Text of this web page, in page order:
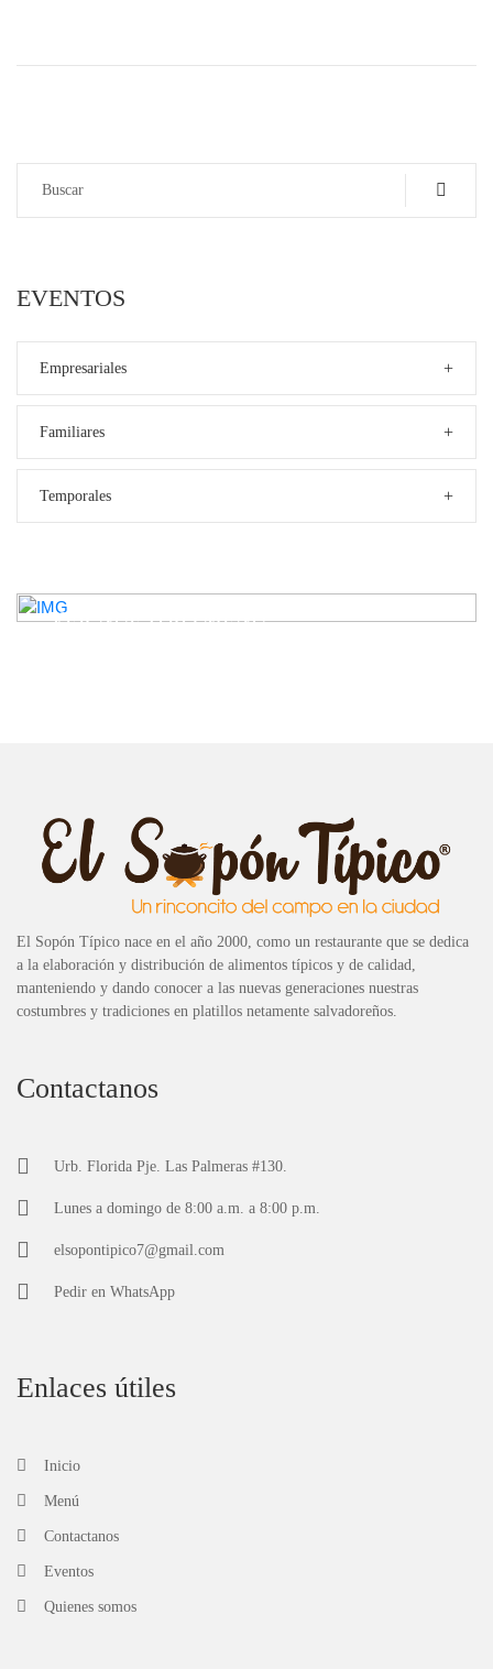
EVENTOS
Empresariales +
Familiares +
Temporales +
VER NUESTRO MENÚ
El Sopón Típico nace en el año 2000, como un restaurante que se dedica
a la elaboración y distribución de alimentos típicos y de calidad,
manteniendo y dando conocer a las nuevas generaciones nuestras
costumbres y tradiciones en platillos netamente salvadoreños.
Contactanos
Urb. Florida Pje. Las Palmeras #130.
Lunes a domingo de 8:00 a.m. a 8:00 p.m.
elsopontipico7@gmail.com
Pedir en WhatsApp
Enlaces útiles
Inicio
Menú
Contactanos
Eventos
Quienes somos